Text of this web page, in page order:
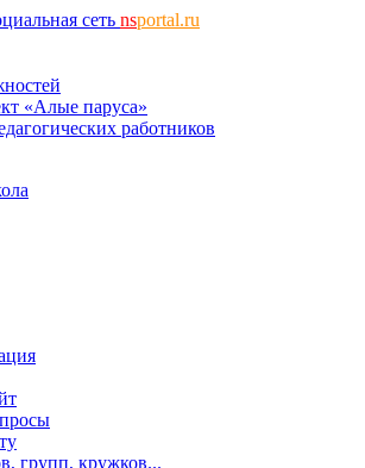
сеть nsportal.ru
«Алые паруса»
работников
групп, кружков...